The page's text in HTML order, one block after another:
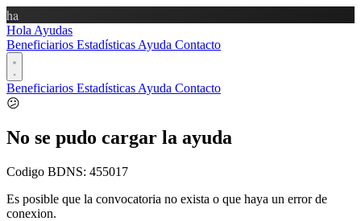
ha
Hola Ayudas
Beneficiarios Estadísticas Ayuda Contacto
Beneficiarios Estadísticas Ayuda Contacto
😕
No se pudo cargar la ayuda
Codigo BDNS: 455017
Es posible que la convocatoria no exista o que haya un error de
conexion.